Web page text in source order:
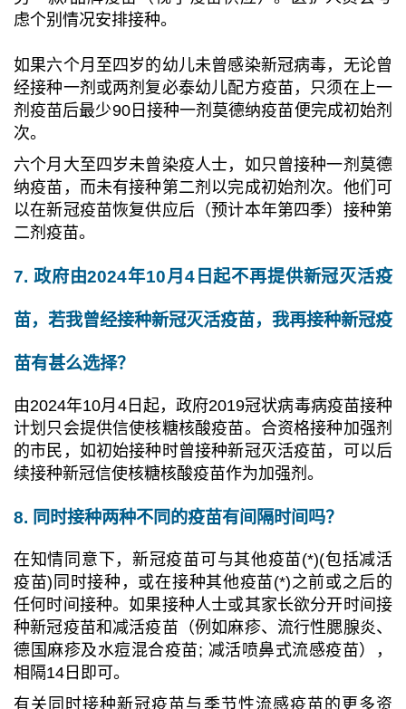
虑个别情况安排接种。
如果六个月至四岁的幼儿未曾感染新冠病毒，无论曾
经接种一剂或两剂复必泰幼儿配方疫苗，只须在上一
剂疫苗后最少90日 接种一剂莫德纳疫苗便完成初始剂
次。
六个月大至四岁未曾染疫人士，如只曾接种一剂莫德
纳疫苗，而未有接种第二剂以完成初始剂次。他们可
以在新冠疫苗恢复供应后（预计本年第四季）接种第
二剂疫苗。
7. 政府由2024年10月4日起不再提供新冠灭活疫
苗，若我曾经接种新冠灭活疫苗，我再接种新冠疫
苗有甚么选择？
由2024年10月4日起，政府2019冠状病毒病疫苗接种
计划只会提供信使核糖核酸疫苗。合资格接种加强剂
的市民，如初始接种时曾接种新冠灭活疫苗，可以后
续接种新冠信使核糖核酸疫苗作为加强剂。
8. 同时接种两种不同的疫苗有间隔时间吗？
在知情同意下，新冠疫苗可与其他疫苗(*)(包括减活
疫苗)同时接种，或在接种其他疫苗(*)之前或之后的
任何时间接种。如果接种人士或其家长欲分开时间接
种新冠疫苗和减活疫苗（例如麻疹、流行性腮腺炎、
德国麻疹及水痘混合疫苗; 减活喷鼻式流感疫苗），
相隔14日即可。
有关同时接种新冠疫苗与季节性流感疫苗的更多资